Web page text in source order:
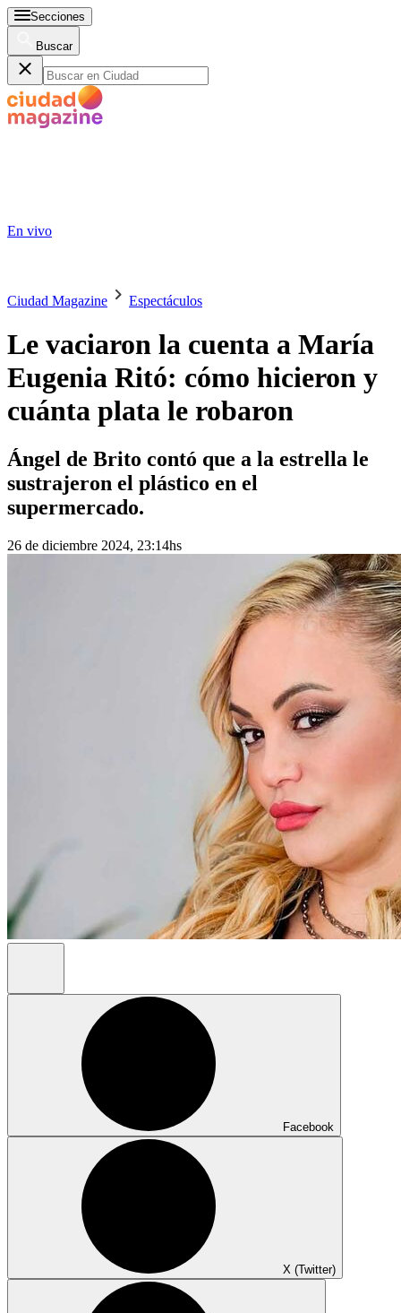
Secciones
Buscar
En vivo
Ciudad Magazine Espectáculos
Le vaciaron la cuenta a María
Eugenia Ritó: cómo hicieron y
cuánta plata le robaron
Ángel de Brito contó que a la estrella le
sustrajeron el plástico en el
supermercado.
26 de diciembre 2024, 23:14hs
Facebook
X (Twitter)